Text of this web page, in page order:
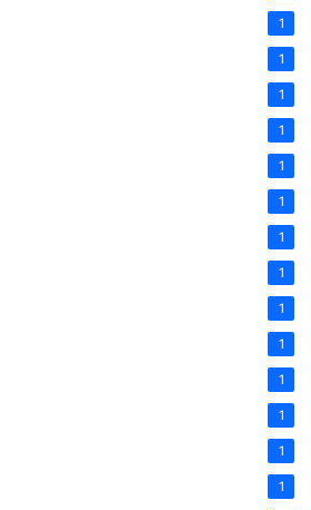
1
1
1
1
1
1
1
1
1
1
1
1
1
1